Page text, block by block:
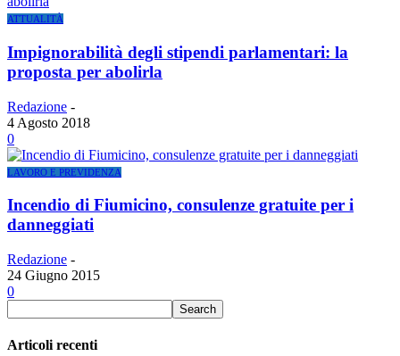
ATTUALITÀ
Impignorabilità degli stipendi parlamentari: la
proposta per abolirla
Redazione -
4 Agosto 2018
0
LAVORO E PREVIDENZA
Incendio di Fiumicino, consulenze gratuite per i
danneggiati
Redazione -
24 Giugno 2015
0
Articoli recenti